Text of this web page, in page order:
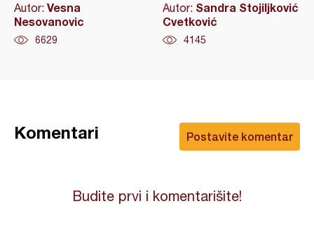
Autor: Vesna
Nesovanovic
6629
Autor: Sandra Stojiljković
Cvetković
4145
Postavite komentar
Komentari
Budite prvi i komentarišite!